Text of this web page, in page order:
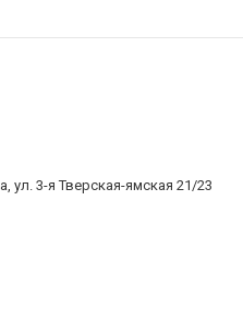
ул. 3-я Тверская-ямская 21/23